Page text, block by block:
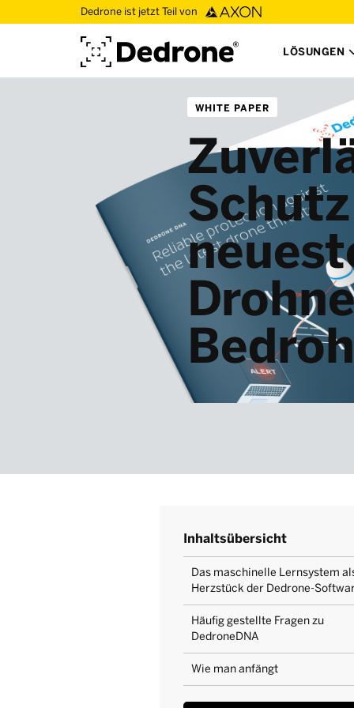
Dedrone ist jetzt Teil von
LÖSUNGEN
WHITE PAPER
Inhaltsübersicht
Das maschinelle Lernsystem
Herzstück der Dedrone-
Häufig gestellte Fragen zu
DedroneDNA
Wie man anfängt